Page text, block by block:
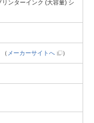
ンターインク (大容量) シ
（ メーカーサイトへ ）